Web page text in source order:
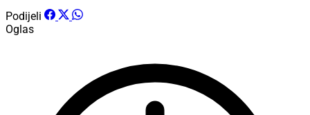
Podijeli
Oglas